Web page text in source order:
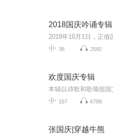
2018国庆吟诵专辑
38 2592
欢度国庆专辑
167 6788
张国庆|穿越牛熊